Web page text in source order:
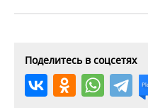
Поделитесь в соцсетях